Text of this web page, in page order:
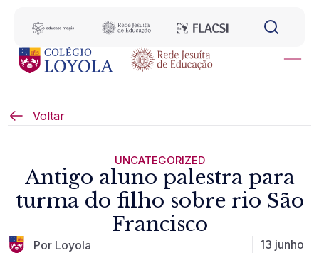
Voltar
UNCATEGORIZED
Antigo aluno palestra para
turma do filho sobre rio São
Francisco
Por Loyola
13 junho